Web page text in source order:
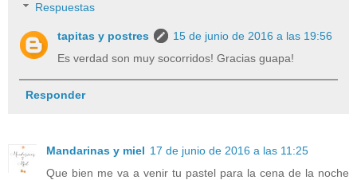
Respuestas
tapitas y postres
15 de junio de 2016 a las 19:56
Es verdad son muy socorridos! Gracias guapa!
Responder
Mandarinas y miel 17 de junio de 2016 a las 11:25
Que bien me va a venir tu pastel para la cena de la noche